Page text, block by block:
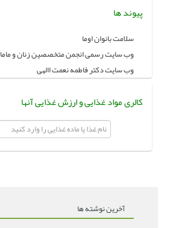
پیوند ها
سلامت بانوان اوما
وب سایت رسمی انجمن متخصصین زنان و
وب سایت دکتر فاطمه نعمت االهی
کالری مواد غذایی و ارزش غذایی آنها
آخرین نوشته ها